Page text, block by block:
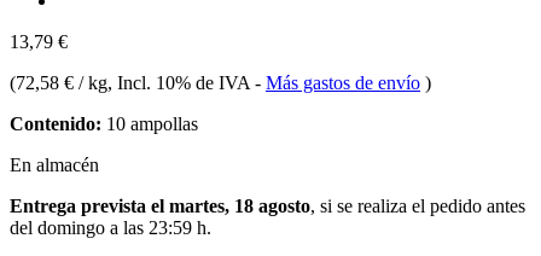
13,79 €
(72,58 € / kg, Incl. 10% de IVA - Más gastos de envío )
Contenido: 10 ampollas
En almacén
Entrega prevista el martes, 18 agosto, si se realiza el pedido antes
del domingo a las 23:59 h.